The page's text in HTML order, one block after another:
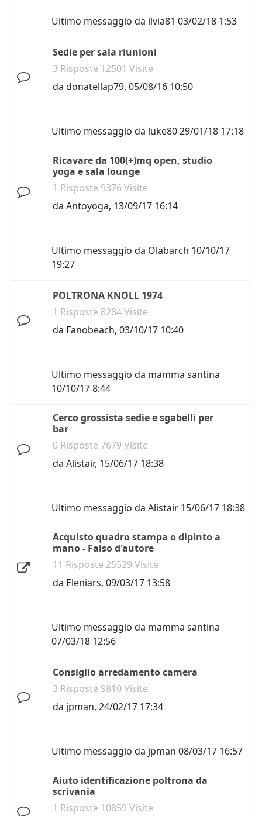
Ultimo messaggio da ilvia81 03/02/18 1:53
Sedie per sala riunioni
3 Risposte 12501 Visite
da donatellap79, 05/08/16 10:50
Ultimo messaggio da luke8029/01/18 17:18
Ricavare da 100(+)mq open, studio
yoga e sala lounge
1 Risposte 9376 Visite
da Antoyoga, 13/09/17 16:14
Ultimo messaggio da Olabarch 10/10/17
19:27
POLTRONA KNOLL 1974
1 Risposte 8284 Visite
da Fanobeach, 03/10/17 10:40
Ultimo messaggio da mamma santina
10/10/17 8:44
Cerco grossista sedie e sgabelli per
bar
0 Risposte 7679 Visite
da Alistair, 15/06/17 18:38
Ultimo messaggio da Alistair 15/06/17 18:38
Acquisto quadro stampa o dipinto a
mano - Falso d'autore
11 Risposte 25529 Visite
da Eleniars, 09/03/17 13:58
Ultimo messaggio da mamma santina
07/03/18 12:56
Consiglio arredamento camera
3 Risposte 9810 Visite
da jpman, 24/02/17 17:34
Ultimo messaggio da jpman 08/03/17 16:57
Aiuto identificazione poltrona da
scrivania
1 Risposte 10859 Visite